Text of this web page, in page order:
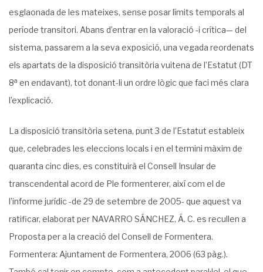
esglaonada de les mateixes, sense posar límits temporals al
període transitori. Abans d’entrar en la valoració -i crítica— del
sistema, passarem a la seva exposició, una vegada reordenats
els apartats de la dispo­sició transitòria vuitena de l’Estatut (DT
8a en endavant), tot donant-li un ordre lògic que faci més clara
l’explicació.
La disposició transitòria setena, punt 3 de l’Estatut estableix
que, celebrades les elec­cions locals i en el termini màxim de
quaranta cinc dies, es constituirà el Consell Insular de
transcendental acord de Ple formenterer, així com el de
l’informe jurídic -de 29 de setembre de 2005- que aquest va
ratificar, elaborat per NAVARRO SÁNCHEZ, Á. C. es recullen a
Proposta per a la crea­ció del Consell de Formentera.
Formentera: Ajuntament de Formentera, 2006 (63 pàg.).